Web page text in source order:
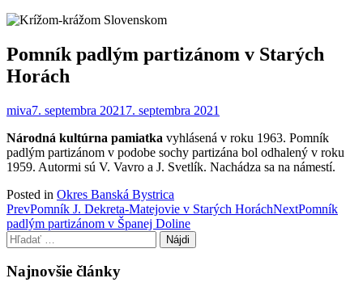
Pomník padlým partizánom v Starých
Horách
miva7. septembra 2021 7. septembra 2021
Národná kultúrna pamiatka vyhlásená v roku 1963. Pomník
padlým partizánom v podobe sochy partizána bol odhalený v roku
1959. Autormi sú V. Vavro a J. Svetlík. Nachádza sa na námestí.
Posted in Okres Banská Bystrica
Post
navigation
PrevPomník J. Dekreta-Matejovie v Starých HoráchNextPomník
padlým partizánom v Španej Doline
Hľadať:
Najnovšie články